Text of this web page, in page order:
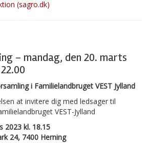
(sagro.dk)
– mandag, den 20. marts
i Familielandbruget VEST Jylland
at invitere dig med ledsager til
VEST-Jylland
2023 kl. 18.15
24, 7400 Herning